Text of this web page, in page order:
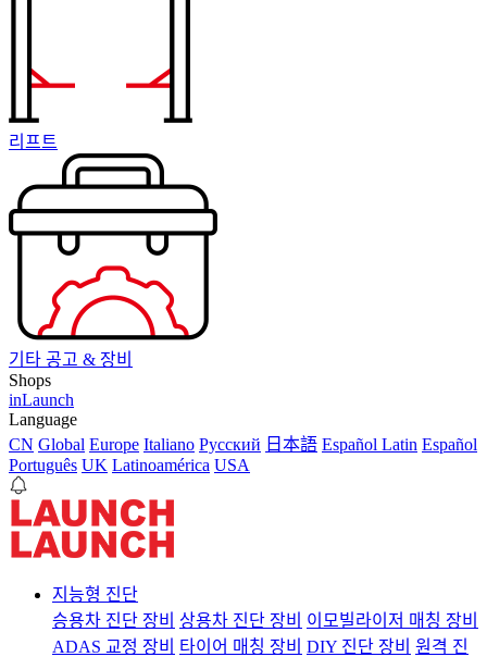
리프트
기타 공고 & 장비
Shops
inLaunch
Language
CN Global Europe Italiano Pусский 日本語 Español Latin Español
Português UK Latinoamérica USA
지능형 진단
승용차 진단 장비
상용차 진단 장비
이모빌라이저 매칭 장비
ADAS 교정 장비
타이어 매칭 장비 DIY 진단 장비 원격 진